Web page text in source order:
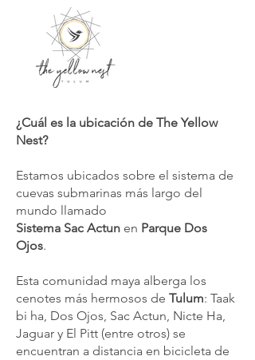
¿Cuál es la ubicación de The Yellow
Nest?
Estamos ubicados sobre el sistema de
cuevas submarinas más largo del
mundo llamado
Sistema Sac Actun en Parque Dos
Ojos.
Esta comunidad maya alberga los
cenotes más hermosos de Tulum: Taak
bi ha, Dos Ojos, Sac Actun, Nicte Ha,
Jaguar y El Pitt (entre otros) se
encuentran a distancia en bicicleta de